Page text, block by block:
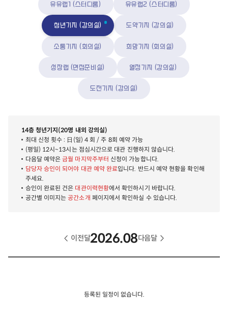
유유랩1 (스터디룸) 유유랩2 (스터디룸)
청년기지 (강의실) 도약기지 (강의실)
소통기지 (회의실) 희망기지 (회의실)
성장랩 (면접준비실) 열정기지 (강의실)
도전기지 (강의실)
14층 청년기지(20명 내외 강의실)
최대 신청 횟수 : 日(일) 4 회 / 주 8회 예약 가능
(평일) 12시~13시는 점심시간으로 대관 진행하지 않습니다.
다음달 예약은금월 마지막주부터 신청이 가능합니다.
담당자 승인이 되어야 대관 예약 완료입니다. 반드시 예약 현황을 확인해
주세요.
승인이 완료된 건은 대관이력현황에서 확인하시기 바랍니다.
공간별 이미지는공간소개 페이지에서 확인하실 수 있습니다.
이전달2026.08다음달
등록된 일정이 없습니다.